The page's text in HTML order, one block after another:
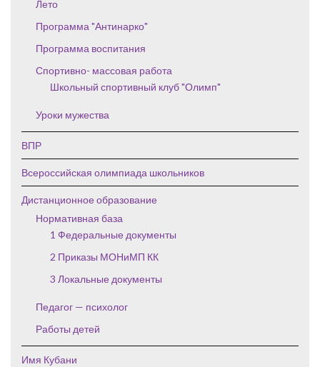
Лето
Программа "Антинарко"
Программа воспитания
Спортивно- массовая работа
Школьный спортивный клуб "Олимп"
Уроки мужества
ВПР
Всероссийская олимпиада школьников
Дистанционное образование
Нормативная база
1 Федеральные документы
2 Приказы МОНиМП КК
3 Локальные документы
Педагог — психолог
Работы детей
Имя Кубани